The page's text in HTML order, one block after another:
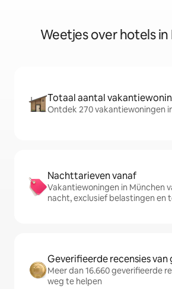
Weetjes over hotels
Totaal aantal
Ontdek 270 vakantiewoningen
Nachttarieven vanaf
Vakantiewoningen in München
nacht, exclusief belastingen en
Geverifieerde recensies van
Meer dan 16.660 geverifieerde
weg te helpen